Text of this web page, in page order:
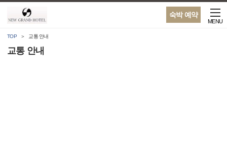
숙박 예약
MENU
TOP 교통 안내
교통 안내